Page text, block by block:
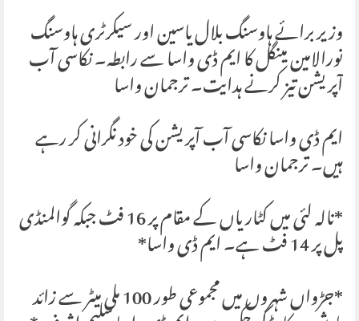
وزیر برائے ہاوسنگ بلال یاسین اور سیکرٹری ہاوسنگ
نورالامین مینگل کا ایم ڈی واسا سے رابطہ۔ نکاسی آب
آپریشن تیز کرنے ہدایت۔ ترجمان واسا
ایم ڈی واسا نکاسی آب آپریشن کی خود نگرانی کر رہے
ہیں۔ ترجمان واسا
*نالہ لئی میں کٹاریاں کے مقام پر 16 فٹ جبکہ گوالمنڈی
پل پر 14 فٹ ہے۔ ایم ڈی واسا*
*جڑواں شہروں میں مجموعی طور 100 ملی میٹر سے زائد